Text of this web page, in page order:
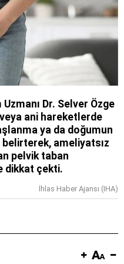
Uzmanı Dr. Selver Özge
ani hareketlerde
ya da doğumun
belirterek, ameliyatsız
pelvik taban
dikkat çekti.
İhlas Haber Ajansı (IHA)